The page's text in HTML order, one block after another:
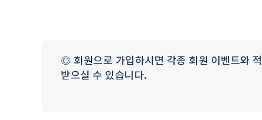
◎ 회원으로 가입하시면 각종 회원 이벤트와
받으실 수 있습니다.